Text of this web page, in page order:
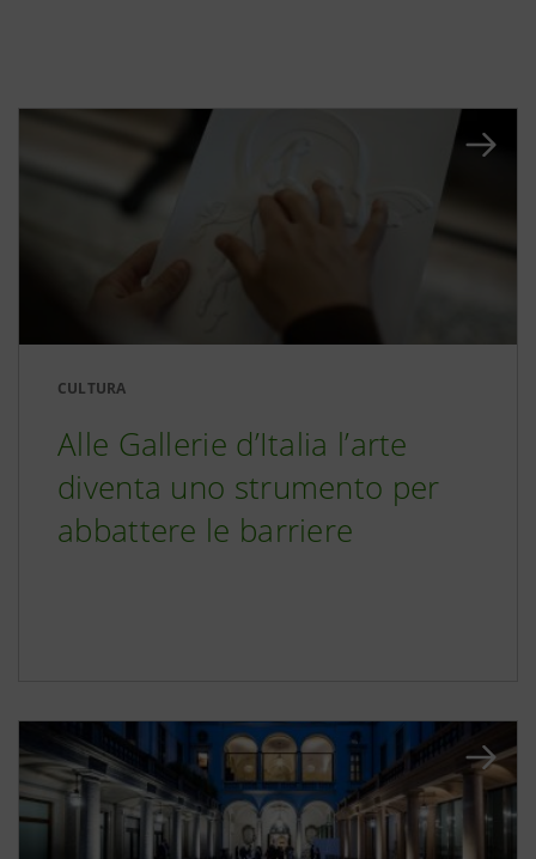
CULTURA
Alle Gallerie d’Italia l’arte
diventa uno strumento per
abbattere le barriere